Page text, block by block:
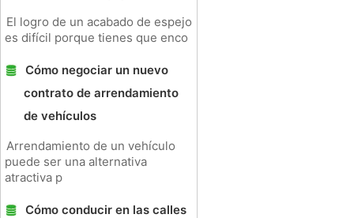
El logro de un acabado de espejo
es difícil porque tienes que enco
Cómo negociar un nuevo
contrato de arrendamiento
de vehículos
Arrendamiento de un vehículo
puede ser una alternativa
atractiva p
Cómo conducir en las calles